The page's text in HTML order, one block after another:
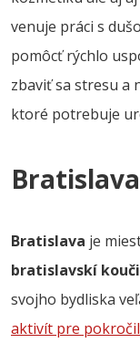
venuje práci s
pomôcť rýchlo
zbaviť sa stresu a
ktoré potrebuje
Bratislava je
bratislavskí kouči
svojho bydliska
aktivít pre